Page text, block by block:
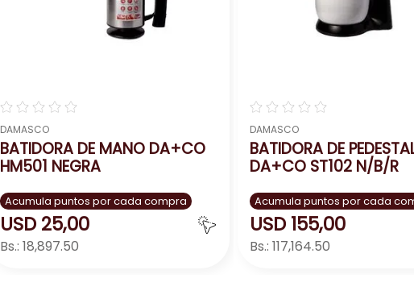
☆☆☆☆☆
DAMASCO
BATIDORA DE MANO DA+CO
HM501 NEGRA
Acumula puntos por cada compra
USD 25,00
Bs.: 18,897.50
☆☆☆☆☆
DAMASCO
BATIDORA DE
DA+CO ST102 N/B/R
Acumula puntos por cada
USD 155,00
Bs.: 117,164.50